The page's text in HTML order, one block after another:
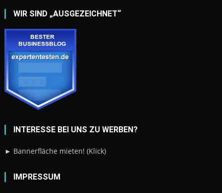
WIR SIND „AUSGEZEICHNET“
INTERESSE BEI UNS ZU WERBEN?
► Bannerfläche mieten! (Klick)
IMPRESSUM